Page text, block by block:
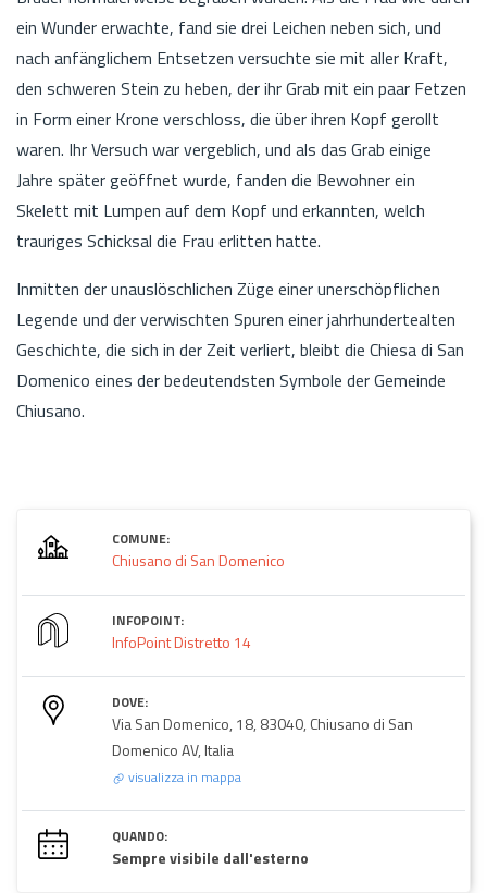
ein Wunder erwachte, fand sie drei Leichen neben sich, und
nach anfänglichem Entsetzen versuchte sie mit aller Kraft,
den schweren Stein zu heben, der ihr Grab mit ein paar Fetzen
in Form einer Krone verschloss, die über ihren Kopf gerollt
waren. Ihr Versuch war vergeblich, und als das Grab einige
Jahre später geöffnet wurde, fanden die Bewohner ein
Skelett mit Lumpen auf dem Kopf und erkannten, welch
trauriges Schicksal die Frau erlitten hatte.
Inmitten der unauslöschlichen Züge einer unerschöpflichen
Legende und der verwischten Spuren einer jahrhundertealten
Geschichte, die sich in der Zeit verliert, bleibt die Chiesa di San
Domenico eines der bedeutendsten Symbole der Gemeinde
Chiusano.
COMUNE:
Chiusano di San Domenico
INFOPOINT:
InfoPoint Distretto 14
DOVE:
Via San Domenico, 18, 83040, Chiusano di San
Domenico AV, Italia
visualizza in mappa
QUANDO:
Sempre visibile dall'esterno